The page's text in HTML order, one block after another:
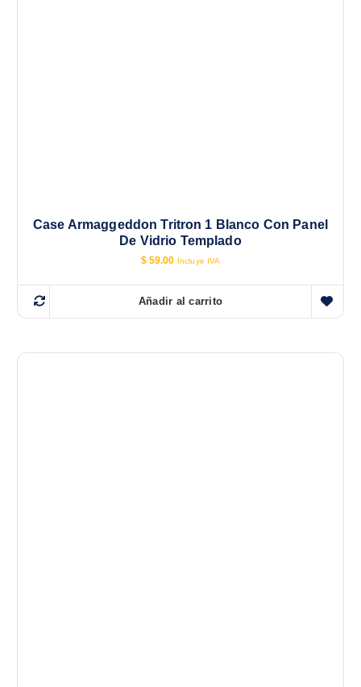
Case Armaggeddon Tritron 1 Blanco Con Panel
De Vidrio Templado
$59.00 Incluye IVA
Añadir al carrito